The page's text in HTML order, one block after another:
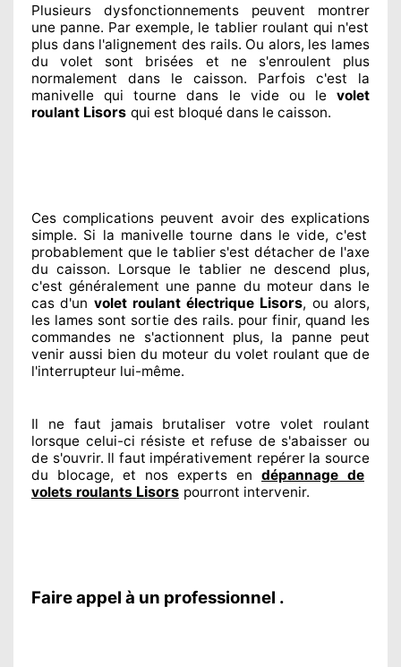
Plusieurs dysfonctionnements peuvent montrer
une panne. Par exemple, le tablier roulant qui n'est
plus dans l'alignement des rails. Ou alors, les lames
du volet sont brisées et ne s'enroulent plus
normalement dans le caisson. Parfois c'est la
manivelle qui tourne dans le vide ou le volet
roulant Lisors qui est bloqué dans le caisson.
Ces complications peuvent avoir des explications
simple. Si la manivelle tourne dans le vide, c'est
probablement que le tablier s'est détacher de l'axe
du caisson. Lorsque le tablier ne descend plus,
c'est généralement une panne du moteur dans le
cas d'un volet roulant électrique Lisors, ou alors,
les lames sont sortie des rails. pour finir, quand les
commandes ne s'actionnent plus, la panne peut
venir aussi bien du moteur du volet roulant que de
l'interrupteur lui-même.
Il ne faut jamais brutaliser votre volet roulant
lorsque celui-ci résiste et refuse de s'abaisser ou
de s'ouvrir. Il faut impérativement repérerla source
du blocage, et nos experts en dépannage de
volets roulants Lisors pourront intervenir.
Faire appel à un professionnel .